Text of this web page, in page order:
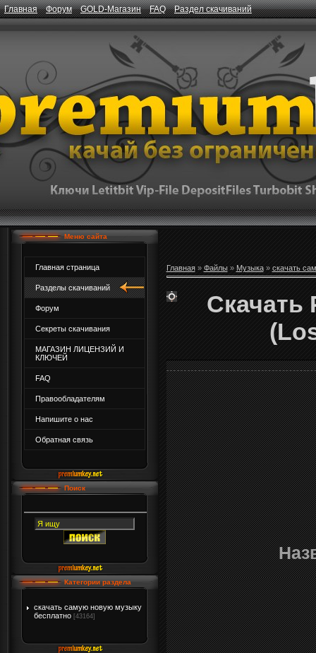
Главная Форум GOLD-Магазин FAQ Раздел скачиваний
Меню сайта
Главная страница
Разделы скачиваний
Форум
Секреты скачивания
МАГАЗИН ЛИЦЕНЗИЙ И
КЛЮЧЕЙ
FAQ
Правообладателям
Напишите о нас
Обратная связь
Поиск
Категории раздела
скачать самую новую музыку
бесплатно [43164]
Главная» Файлы» Музыка» скачать
Скачать